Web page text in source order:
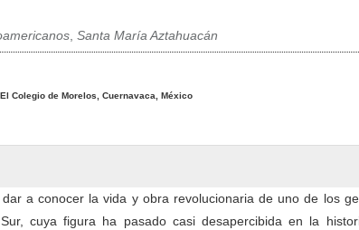
, Santa María Aztahuacán
El Colegio de Morelos, Cuernavaca, México
a conocer la vida y obra revolucionaria de uno de los
cuya figura ha pasado casi desapercibida en la